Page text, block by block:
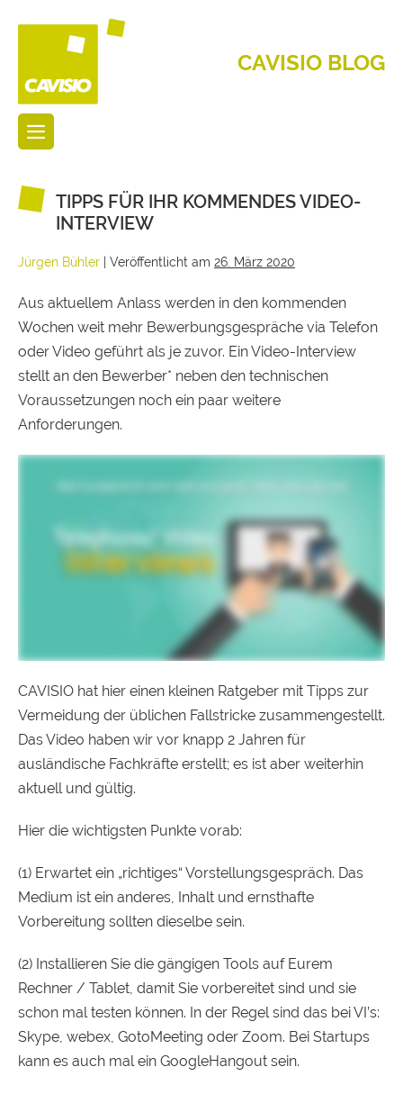
CAVISIO BLOG
TIPPS FÜR IHR KOMMENDES VIDEO-
INTERVIEW
Jürgen Bühler Veröffentlicht am 26. März 2020
Aus aktuellem Anlass werden in den kommenden
Wochen weit mehr Bewerbungsgespräche via Telefon
oder Video geführt als je zuvor. Ein Video-Interview
stellt an den Bewerber* neben den technischen
Voraussetzungen noch ein paar weitere
Anforderungen.
CAVISIO hat hier einen kleinen Ratgeber mit Tipps zur
Vermeidung der üblichen Fallstricke zusammengestellt.
Das Video haben wir vor knapp 2 Jahren für
ausländische Fachkräfte erstellt; es ist aber weiterhin
aktuell und gültig.
Hier die wichtigsten Punkte vorab:
(1) Erwartet ein „richtiges“ Vorstellungsgespräch. Das
Medium ist ein anderes, Inhalt und ernsthafte
Vorbereitung sollten dieselbe sein.
(2) Installieren Sie die gängigen Tools auf Eurem
Rechner / Tablet, damit Sie vorbereitet sind und sie
schon mal testen können. In der Regel sind das bei VI’s:
Skype, webex, GotoMeeting oder Zoom. Bei Startups
kann es auch mal ein GoogleHangout sein.